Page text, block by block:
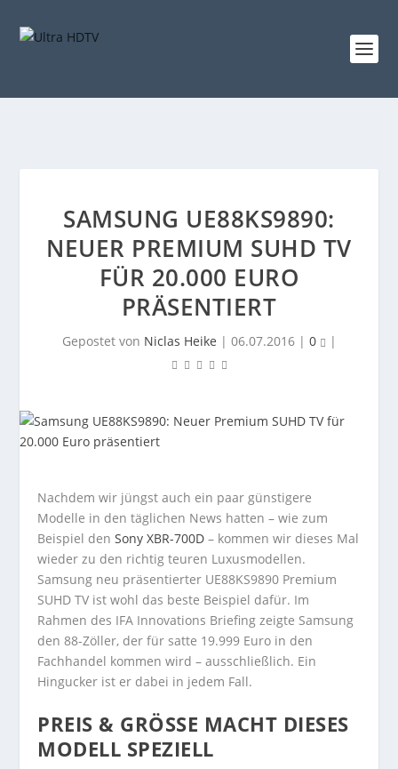
SAMSUNG UE88KS9890:
NEUER PREMIUM SUHD TV
FÜR 20.000 EURO
PRÄSENTIERT
Gepostet von Niclas Heike | 06.07.2016| 0 |
Nachdem wir jüngst auch ein paar günstigere
Modelle in den täglichen News hatten – wie zum
Beispiel denSony XBR-700D – kommen wir dieses Mal
wieder zu den richtig teuren Luxusmodellen.
Samsung neu präsentierter UE88KS9890 Premium
SUHD TV ist wohl das beste Beispiel dafür. Im
Rahmen des IFA Innovations Briefing zeigte Samsung
den 88-Zöller, der für satte 19.999 Euro in den
Fachhandel kommen wird – ausschließlich. Ein
Hingucker ist er dabei in jedem Fall.
PREIS & GRÖSSE MACHT DIESES M
ODELL SPEZIELL